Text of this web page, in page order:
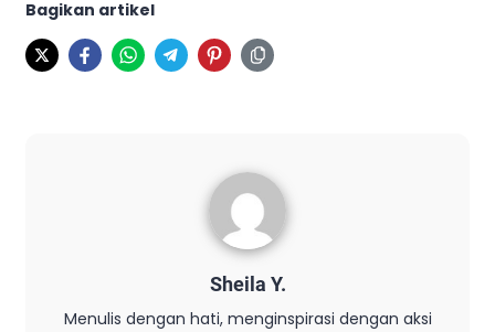
Bagikan artikel
Sheila Y.
Menulis dengan hati, menginspirasi dengan aksi